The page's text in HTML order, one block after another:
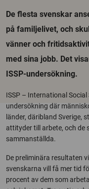
De flesta svenskar
på familjelivet, och
vänner och
med sina jobb. Det
ISSP-undersökning.
ISSP – International
undersökning där
länder, däribland Sverige,
attityder till arbete, och de
sammanställda.
De preliminära resultaten
svenskarna vill få mer tid
procent av dem som